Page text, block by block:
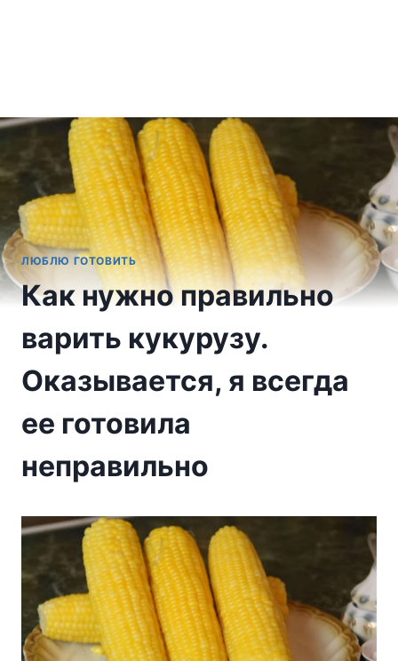
ЛЮБЛЮ ГОТОВИТЬ
Как нужно правильно
варить кукурузу.
Оказывается, я всегда
ее готовила
неправильно